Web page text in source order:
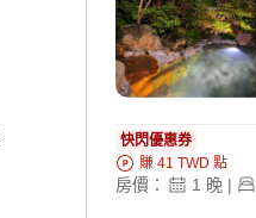
快閃優惠券
賺 41 TWD 點
房價： 1 晚 |